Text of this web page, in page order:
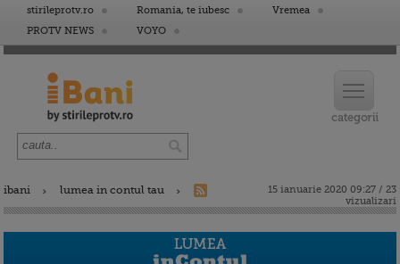
stirileprotv.ro Romania, te iubesc
Vremea
PROTV NEWS
VOYO
ibani lumea in contul tau
15 ianuarie 2020 09:27 / 23
vizualizari